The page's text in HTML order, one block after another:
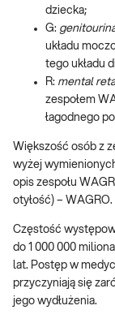
dziecka;
G:
układu
tego układu
R: mental
zespołem
łagodnego
Większość osób z
wyżej
opis zespołu
otyłość) – WAGRO.
Częstość
do 1 000 000
lat. Postęp w
przyczyniają się
jego wydłużenia.